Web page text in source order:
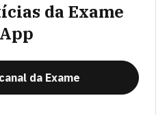
da Exame
da Exame